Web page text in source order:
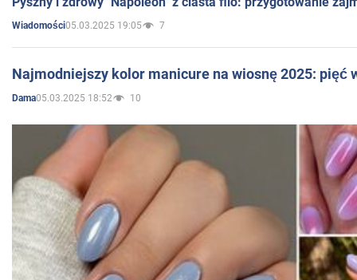
Wiadomości05.03.2025 19:05 7
Najmodniejszy kolor manicure na wiosnę 2025: pięć
Dama05.03.2025 18:52 10